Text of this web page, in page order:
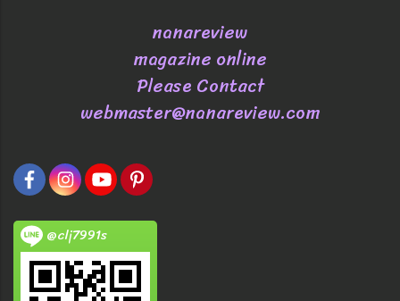
nanareview
magazine online
Please Contact
webmaster@nanareview.com
@clj7991s